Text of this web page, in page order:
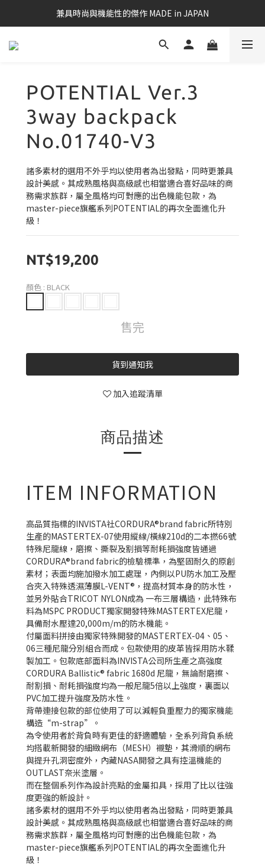
兼具時尚與機能性的傑作 MADE in JAPAN
POTENTIAL Ver.3
3way backpack
No.01740-V3
諸多素材的選用不外乎均以使用者為出發點，同時更兼具
設計美感。其成熟風格與高級感也相當適合喜好品味的商
務需求族群，屬全風格均可對應的出色機能包款，為
master-piece旗艦系列POTENTIAL的再次全面進化升
級！
NT$19,200
顏色 : BLACK
售完
貨到通知我
加入追蹤清單
商品描述
ITEM INFORMATION
高品質指標的INVISTA社CORDURA®brand fabric所特別
生產的MASTERTEX-07使用縱線/橫線210d的二本撚66號
特殊尼龍線，磨擦、撕裂及割損等耐耗損強度皆通過
CORDURA®brand fabric的檢驗標準，為堅固耐久的原創
素材；表面均施加撥水加工處理，內側以PU防水加工及壓
合夾入特殊透濕薄膜L-VENT®，提高材質本身的防水性，
並另外貼合TRICOT NYLON成為 一布三層構造，此特殊布
料為MSPC PRODUCT獨家開發特殊MASTERTEX尼龍，
具備耐水壓達20,000m/m的防水機能。
付屬面料拼接由獨家特殊開發的MASTERTEX-04、05、
06三種尼龍分別組合而成。包款使用的皮革皆採用防水鞣
製加工。包款底部面料為INVISTA公司所生產之高強度
CORDURA Ballistic® fabric 1680d 尼龍，無論耐磨擦、
耐割損、耐耗損強度均為一般尼龍5倍以上強度，裏面以
PVC加工提升強度及防水性。
背帶連接包款的部位使用了可以減輕負重壓力的獨家機能
構造“m-strap”。
為令使用者於背負時有更佳的舒適體驗，全系列背負系統
均搭載新開發的細緻網布（MESH）襯墊，其滑順的網布
與提升孔洞密度外，內藏NASA開發之具有控溫機能的
OUTLAST奈米塗層。
而在整個系列作為設計亮點的金屬扣具，採用了比以往強
度更強的新設計。
諸多素材的選用不外乎均以使用者為出發點，同時更兼具
設計美感。其成熟風格與高級感也相當適合喜好品味的商
務需求族群，屬全風格均可對應的出色機能包款，為
master-piece旗艦系列POTENTIAL的再次全面進化升
級！